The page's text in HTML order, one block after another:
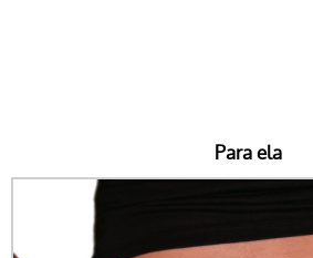
Para ela